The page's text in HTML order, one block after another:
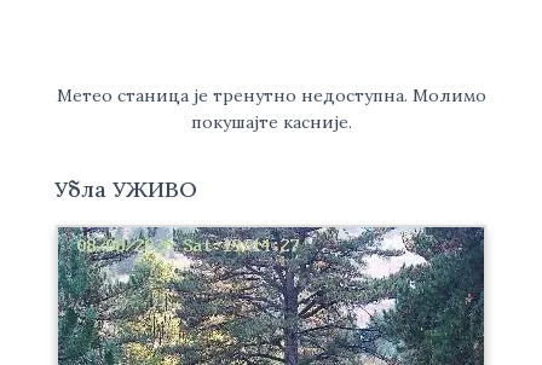
Метео станица је тренутно недоступна. Молимо
покушајте касније.
Убла УЖИВО